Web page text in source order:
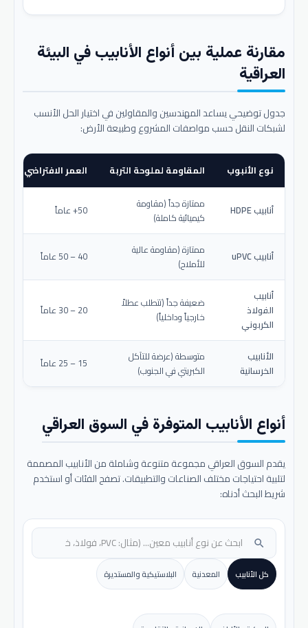
مقارنة عملية بين أنواع الأنابيب في البيئة
العراقية
جدول توضيحي يساعد المهندسين والمقاولين في اختيار الحل الأنسب
لشبكات النقل حسب مواصفات المشروع وطبيعة الأرض:
نوع الأنبوب المقاومة لملوحة التربة العمر الافتراضي
أنابيب HDPE
ممتازة جداً (مقاومة
كيميائية كاملة)
50+ عاماً
أنابيب uPVC
ممتازة (مقاومة عالية
للأملاح)
40 – 50 عاماً
أنابيب
الفولاذ
الكربوني
ضعيفة جداً (تتطلب عطلاً
خارجياً وداخلياً)
20 – 30 عاماً
الأنابيب
الخرسانية
متوسطة (عرضة للتآكل
الكبريتي في الجنوب)
15 – 25 عاماً
أنواع الأنابيب المتوفرة في السوق العراقي
يقدم السوق العراقي مجموعة متنوعة وشاملة من الأنابيب المصممة
لتلبية احتياجات مختلف الصناعات والتطبيقات. تصفح الفئات أو استخدم
شريط البحث أدناه:
search
كل الأنابيب المعدنية البلاستيكية والمستديرة